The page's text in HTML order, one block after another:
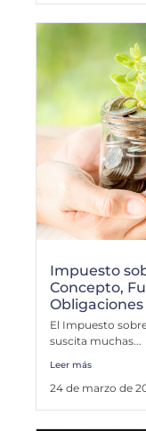
Impuesto
Concepto,
Obligaciones
El Impuesto
suscita muchas...
Leer más
24 de marzo de